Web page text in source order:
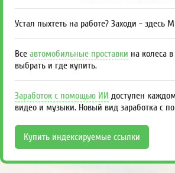
Устал пыхтеть на работе? Заходи - здесь
Все автомобильные проставки на колеса
выбрать и где купить.
Заработок с помощью ИИ доступен
видео и музыки. Новый вид заработка с
Купить индексируемые ссылки